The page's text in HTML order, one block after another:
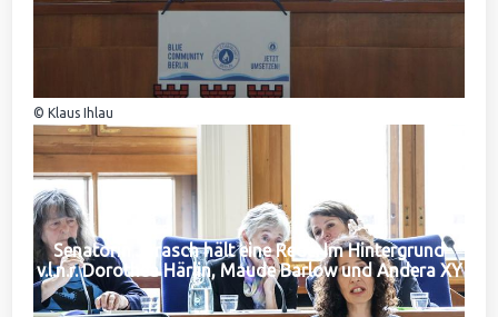
© Klaus Ihlau
Senatorin Jarasch hält eine Rede. Im Hintergrund
v.l.n.r. Dorothea Härlin, Maude Barlow und Andera XY